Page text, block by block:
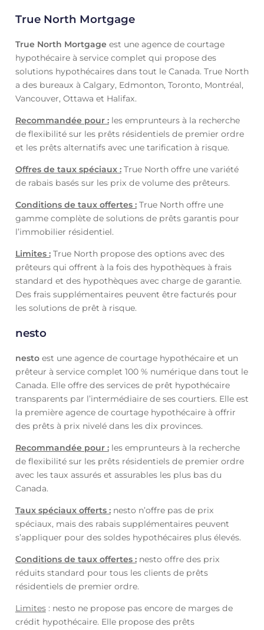
True North Mortgage
True North Mortgage est une agence de courtage
hypothécaire à service complet qui propose des
solutions hypothécaires dans tout le Canada. True North
a des bureaux à Calgary, Edmonton, Toronto, Montréal,
Vancouver, Ottawa et Halifax.
Recommandée pour :les emprunteurs à la recherche
de flexibilité sur les prêts résidentiels de premier ordre
et les prêts alternatifs avec une tarification à risque.
Offres de taux spéciaux :True North offre une variété
de rabais basés sur les prix de volume des prêteurs.
Conditions de taux offertes :True North offre une
gamme complète de solutions de prêts garantis pour
l’immobilier résidentiel.
Limites :True North propose des options avec des
prêteurs qui offrent à la fois des hypothèques à frais
standard et des hypothèques avec charge de garantie.
Des frais supplémentaires peuvent être facturés pour
les solutions de prêt à risque.
nesto
nestoest une agence de courtage hypothécaire et un
prêteur à service complet 100 % numérique dans tout le
Canada. Elle offre des services de prêt hypothécaire
transparents par l’intermédiaire de ses courtiers. Elle est
la première agence de courtage hypothécaire à offrir
des prêts à prix nivelé dans les dix provinces.
Recommandée pour :les emprunteurs à la recherche
de flexibilité sur les prêts résidentiels de premier ordre
avec les taux assurés et assurables les plus bas du
Canada.
Taux spéciaux offerts :nesto n’offre pas de prix
spéciaux, mais des rabais supplémentaires peuvent
s’appliquer pour des soldes hypothécaires plus élevés.
Conditions de taux offertes :nesto offre des prix
réduits standard pour tous les clients de prêts
résidentiels de premier ordre.
Limites: nesto ne propose pas encore de marges de
crédit hypothécaire. Elle propose des prêts